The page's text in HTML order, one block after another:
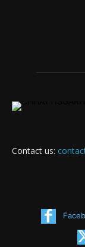
Contact us: